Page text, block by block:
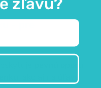
- pre